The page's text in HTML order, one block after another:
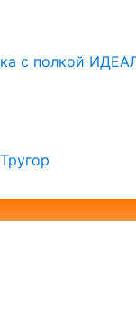
с полкой